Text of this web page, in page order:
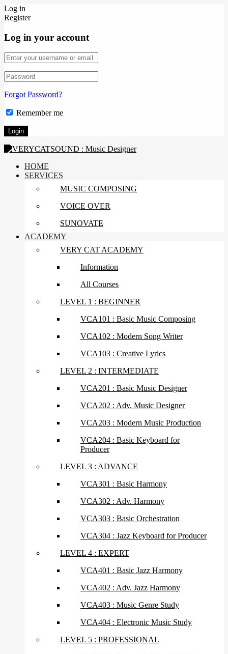
Log in
Register
Log in your account
Forgot Password?
Remember me
HOME
SERVICES
MUSIC COMPOSING
VOICE OVER
SUNOVATE
ACADEMY
VERY CAT ACADEMY
Information
All Courses
LEVEL 1 : BEGINNER
VCA101 : Basic Music Composing
VCA102 : Modern Song Writer
VCA103 : Creative Lyrics
LEVEL 2 : INTERMEDIATE
VCA201 : Basic Music Designer
VCA202 : Adv. Music Designer
VCA203 : Modern Music Production
VCA204 : Basic Keyboard for
Producer
LEVEL 3 : ADVANCE
VCA301 : Basic Harmony
VCA302 : Adv. Harmony
VCA303 : Basic Orchestration
VCA304 : Jazz Keyboard for Producer
LEVEL 4 : EXPERT
VCA401 : Basic Jazz Harmony
VCA402 : Adv. Jazz Harmony
VCA403 : Music Genre Study
VCA404 : Electronic Music Study
LEVEL 5 : PROFESSIONAL